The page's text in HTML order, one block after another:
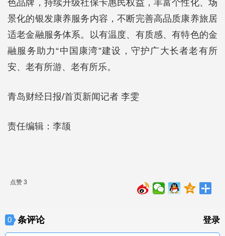
色品牌，持续升级社保卡惠民权益，丰富个性化、场
景化的银发康养服务内容，不断完善高品质康养旅居
适老金融服务体系。以有温度、有质感、有特色的金
融服务助力“中国康湾”建设，守护广大长者老有所
安、老有所游、老有所乐。
青岛财经日报/首页新闻记者 李雯
责任编辑：李颉
点赞 3
0 条评论 登录